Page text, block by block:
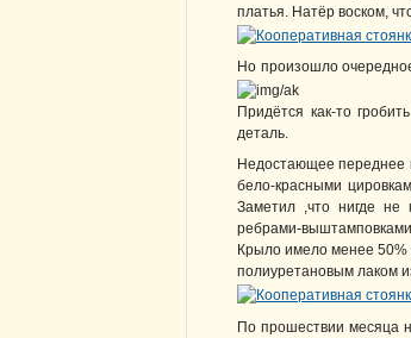
платья. Натёр воском,
Но произошло
Придётся как-то
деталь.
Недостающее переднее
бело-красными
Заметил ,что нигде не
ребрами-
Крыло имело менее
полиуретановым лаком
По прошествии месяца